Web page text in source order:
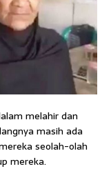
melahir dan
masih ada
seolah-olah
mereka.